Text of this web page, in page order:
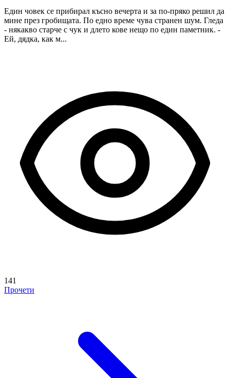
Един човек се прибирал късно вечерта и за по-пряко решил да
мине през гробищата. По едно време чува странен шум. Гледа
- някакво старче с чук и длето кове нещо по един паметник. -
Ей, дядка, как м...
141
Прочети